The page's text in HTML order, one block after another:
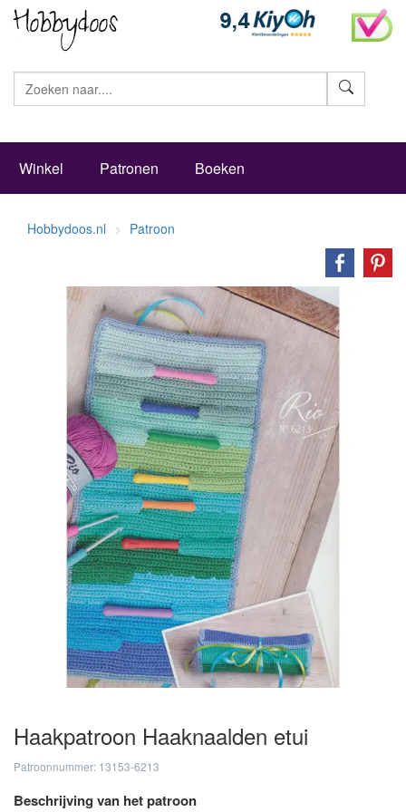
Winkel Patronen Boeken
Hobbydoos.nl Patroon
Haakpatroon Haaknaalden etui
Patroonnummer: 13153-6213
Beschrijving van het patroon